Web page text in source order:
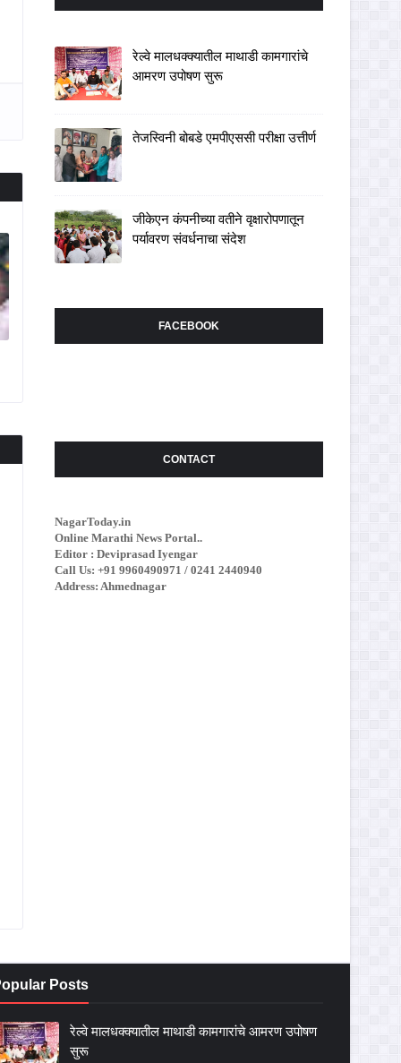
रेल्वे मालधक्क्यातील माथाडी कामगारांचे
आमरण उपोषण सुरू
तेजस्विनी बोबडे एमपीएससी परीक्षा उत्तीर्ण
जीकेएन कंपनीच्या वतीने वृक्षारोपणातून
पर्यावरण संवर्धनाचा संदेश
FACEBOOK
CONTACT
NagarToday.in
Online Marathi News Portal..
Editor : Deviprasad Iyengar
Call Us: +91 9960490971 / 0241 2440940
Address: Ahmednagar
Posts
रेल्वे मालधक्क्यातील माथाडी कामगारांचे आमरण उपोषण
सुरू